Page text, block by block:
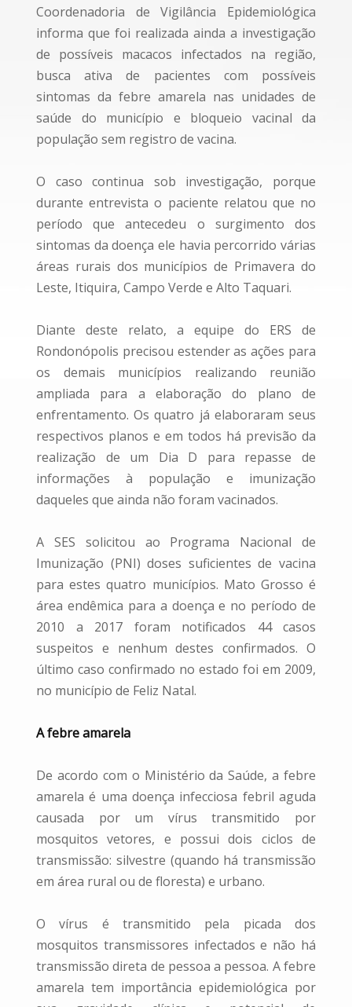
Coordenadoria de Vigilância Epidemiológica
informa que foi realizada ainda a investigação
de possíveis macacos infectados na região,
busca ativa de pacientes com possíveis
sintomas da febre amarela nas unidades de
saúde do município e bloqueio vacinal da
população sem registro de vacina.
O caso continua sob investigação, porque
durante entrevista o paciente relatou que no
período que antecedeu o surgimento dos
sintomas da doença ele havia percorrido várias
áreas rurais dos municípios de Primavera do
Leste, Itiquira, Campo Verde e Alto Taquari.
Diante deste relato, a equipe do ERS de
Rondonópolis precisou estender as ações para
os demais municípios realizando reunião
ampliada para a elaboração do plano de
enfrentamento. Os quatro já elaboraram seus
respectivos planos e em todos há previsão da
realização de um Dia D para repasse de
informações à população e imunização
daqueles que ainda não foram vacinados.
A SES solicitou ao Programa Nacional de
Imunização (PNI) doses suficientes de vacina
para estes quatro municípios. Mato Grosso é
área endêmica para a doença e no período de
2010 a 2017 foram notificados 44 casos
suspeitos e nenhum destes confirmados. O
último caso confirmado no estado foi em 2009,
no município de Feliz Natal.
A febre amarela
De acordo com o Ministério da Saúde, a febre
amarela é uma doença infecciosa febril aguda
causada por um vírus transmitido por
mosquitos vetores, e possui dois ciclos de
transmissão: silvestre (quando há transmissão
em área rural ou de floresta) e urbano.
O vírus é transmitido pela picada dos
mosquitos transmissores infectados e não há
transmissão direta de pessoa a pessoa. A febre
amarela tem importância epidemiológica por